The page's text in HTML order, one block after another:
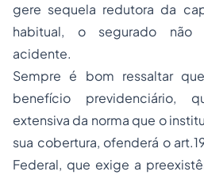
gere sequela redutora da
habitual, o segurado
acidente.
Sempre é bom ressaltar
benefício previdenciário,
extensiva da norma que o
sua cobertura, ofenderá o
Federal, que exige a